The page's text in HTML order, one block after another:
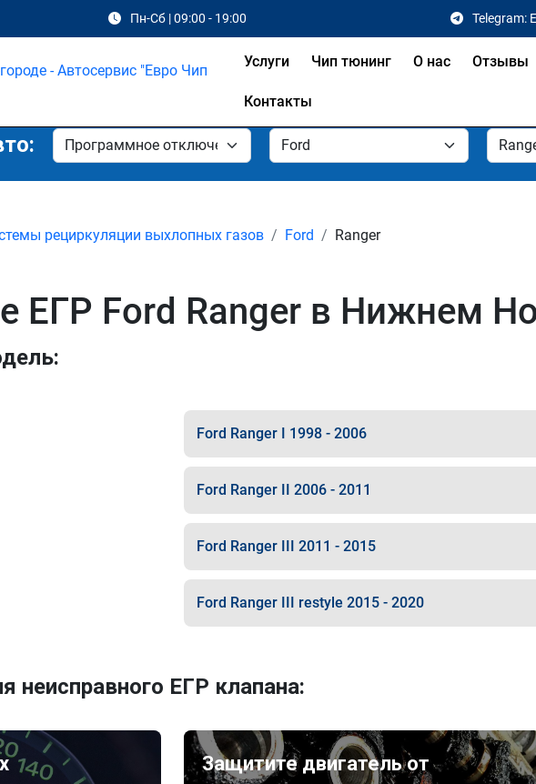
Пн-Сб | 09:00 - 19:00 Telegram:
Услуги Чип тюнинг О нас Отзывы
Контакты
рециркуляции выхлопных газов Ford Ranger
ЕГР Ford Ranger в Нижнем
Ford Ranger I 1998 - 2006
Ford Ranger II 2006 - 2011
Ford Ranger III 2011 - 2015
Ford Ranger III restyle 2015 - 2020
ЕГР клапана:
Защитите двигатель от